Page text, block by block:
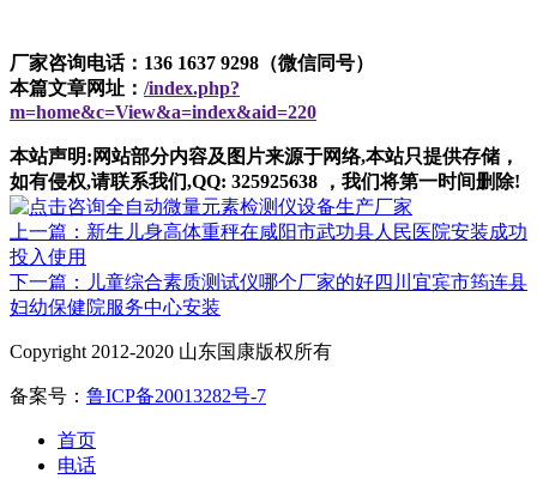
厂家咨询电话：136 1637 9298（微信同号）
本篇文章网址： /index.php?
m=home&c=View&a=index&aid=220
本站声明:网站部分内容及图片来源于网络,本站只提供存储，
如有侵权,请联系我们,QQ: 325925638 ，我们将第一时间删除!
上一篇：新生儿身高体重秤在咸阳市武功县人民医院安装成功
投入使用
下一篇：儿童综合素质测试仪哪个厂家的好四川宜宾市筠连县
妇幼保健院服务中心安装
Copyright 2012-2020 山东国康版权所有
备案号： 鲁ICP备20013282号-7
首页
电话